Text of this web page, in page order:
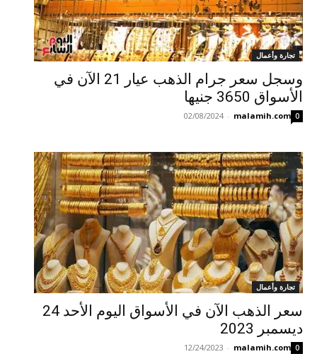
تجارة وأعمال
وسجل سعر جرام الذهب عيار 21 الآن في
الأسواق 3650 جنيها
malamih.com
-
02/08/2024 0
تجارة وأعمال
سعر الذهب الآن في الأسواق اليوم الأحد 24
ديسمبر 2023
malamih.com
-
12/24/2023 0